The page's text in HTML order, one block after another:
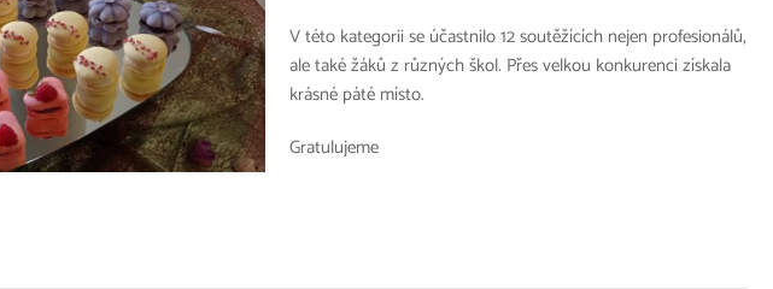
V této kategorii se účastnilo 12 soutěžících nejen profesionálů,
ale také žáků z různých škol. Přes velkou konkurenci získala
krásné páté místo.
Gratulujeme